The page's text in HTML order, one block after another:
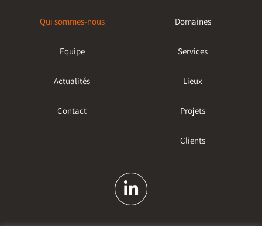
Qui sommes-nous
Equipe
Actualités
Contact
Domaines
Services
Lieux
Projets
Clients